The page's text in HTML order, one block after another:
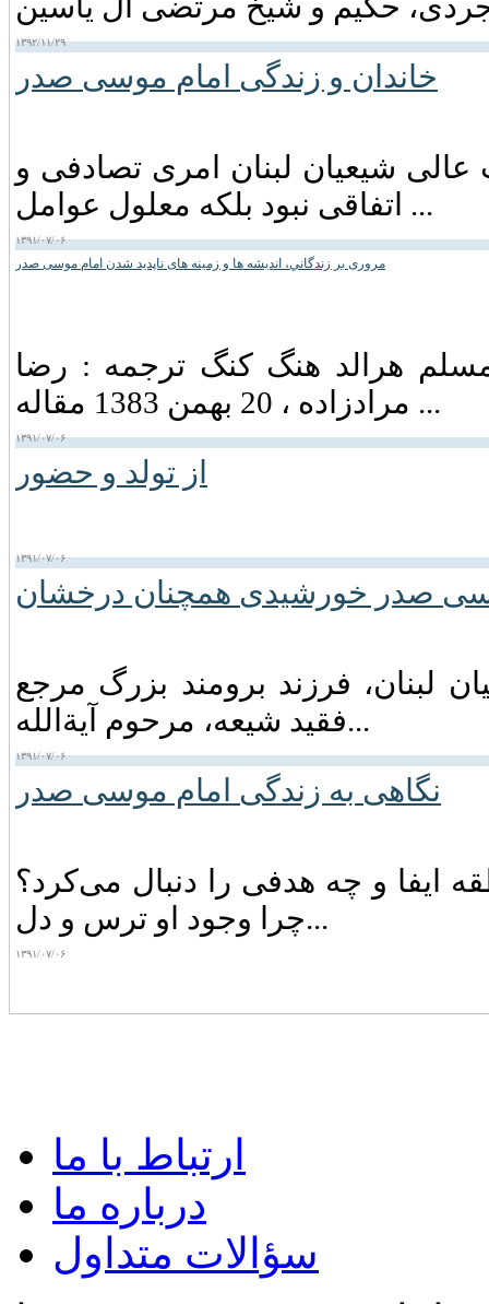
۱۳۹۲/۱۱/۲۹
خاندان و زندگی امام موسى صدر
شیعیان لبنان امری تصادفی و
اتفاقی نبود بلکه معلول عوامل ...
۱۳۹۱/۰۷/۰۶
مروری بر زندگاني، انديشه ها و زمينه های ناپديد شدن امام موسی صدر
هرالد هنگ كنگ ترجمه : رضا
مرادزاده ، 20 بهمن 1383 مقاله ...
۱۳۹۱/۰۷/۰۶
از تولد و حضور
۱۳۹۱/۰۷/۰۶
صدر خورشیدی همچنان درخشان
لبنان‏، فرزند برومند بزرگ مرجع
فقید شیعه‏، مرحوم آیةالله...
۱۳۹۱/۰۷/۰۶
نگاهی به زندگی امام موسی صدر
و چه‌ هدفی‌ را دنبال‌ می‌کرد؟
چرا وجود او ترس‌ و دل...
۱۳۹۱/۰۷/۰۶
ارتباط با ما
درباره ما
سؤالات متداول